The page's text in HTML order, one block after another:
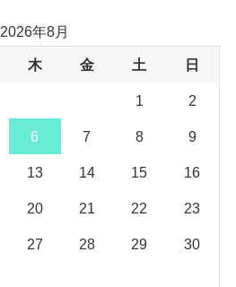
2026年8月
木 金 土 日
1 2
6 7 8 9
13 14 15 16
20 21 22 23
27 28 29 30